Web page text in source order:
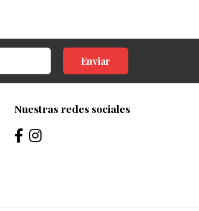
Enviar
Nuestras redes sociales